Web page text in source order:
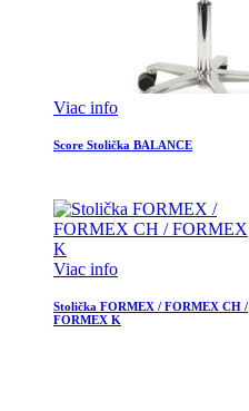
Viac info
Score Stolička BALANCE
Viac info
Stolička FORMEX / FORMEX CH /
FORMEX K